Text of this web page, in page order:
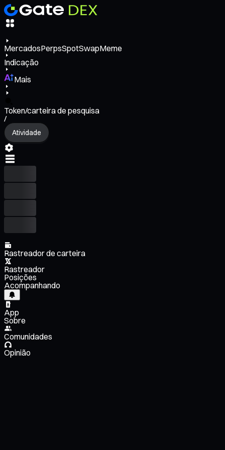
MercadosPerpsSpotSwapMeme
Indicação
Mais
Token/carteira de pesquisa
/
Atividade
Rastreador de carteira
Rastreador
Posições
Acompanhando
App
Sobre
Comunidades
Opinião